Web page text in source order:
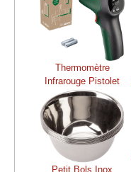
Thermomètre
Infrarouge Pistolet
Petit Bols Inox